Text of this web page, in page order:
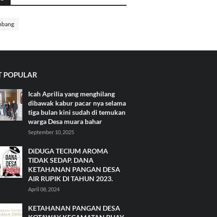
POPULAR
Icah Aprilia yang menghilang
dibawak kabur pacar nya selama
tiga bulan kini sudah di temukan
warga Desa muara bahar
September 10, 2025
DiDUGA TECIUM AROMA
TIDAK SEDAP. DANA
KETAHANAN PANGAN DESA
AIR RUPIK DI TAHUN 2023.
April 08, 2024
KETAHANAN PANGAN DESA